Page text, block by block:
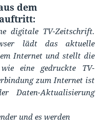
dem
digitale TV-Zeitschrift.
lädt das aktuelle
Internet und stellt die
eine gedruckte TV-
zum Internet ist
Daten-Aktualisierung
und es werden